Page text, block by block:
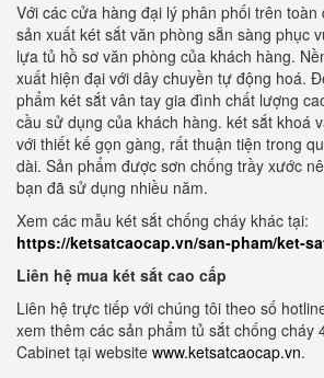
Với các cửa hàng đại lý phân phối trên toàn
sản xuất két sắt văn phòng sẵn sàng phục
lựa tủ hồ sơ văn phòng của khách hàng.
xuất hiện đại với dây chuyền tự động hoá.
phẩm két sắt vân tay gia đình chất lượng
cầu sử dụng của khách hàng. két sắt khoá
với thiết kế gọn gàng, rất thuận tiện trong
dài. Sản phẩm được sơn chống trầy xước
bạn đã sử dụng nhiều năm.
Xem các mẫu két sắt chống cháy khác tại:
https://ketsatcaocap.vn/san-pham/ket-
Liên hệ mua két sắt cao cấp
Liên hệ trực tiếp với chúng tôi theo số
xem thêm các sản phẩm tủ sắt chống cháy
Cabinet tại website www.ketsatcaocap.vn.